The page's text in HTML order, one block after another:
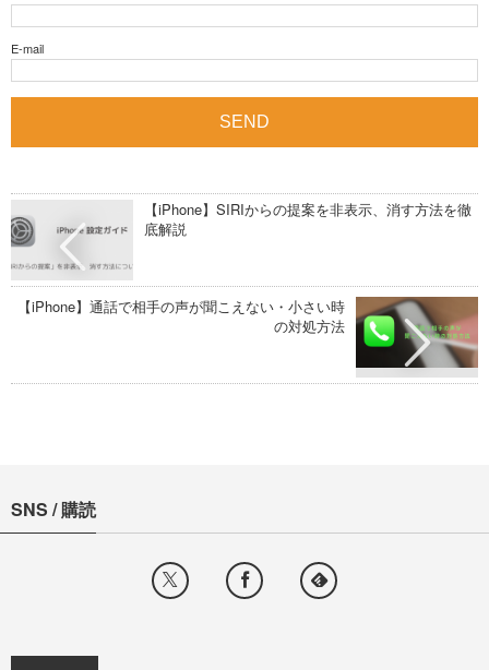
E-mail
【iPhone】SIRIからの提案を非表示、消す方法を徹
底解説
【iPhone】通話で相手の声が聞こえない・小さい時
の対処方法
SNS / 購読